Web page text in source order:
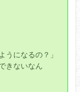
うになるの？」
きないなん